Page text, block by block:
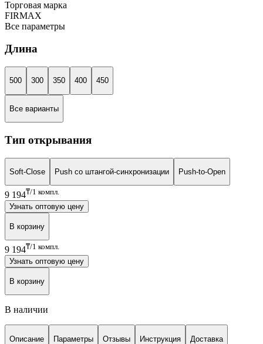
Торговая марка
FIRMAX
Все параметры
Длина
500 300 350 400 450
Все варианты
Тип открывания
Soft-Close Push со штангой-синхронизации Push-to-Open
9 194₸/1 компл.
Узнать оптовую цену
В корзину
9 194₸/1 компл.
Узнать оптовую цену
В корзину
В наличии
Описание Параметры Отзывы Инструкция Доставка